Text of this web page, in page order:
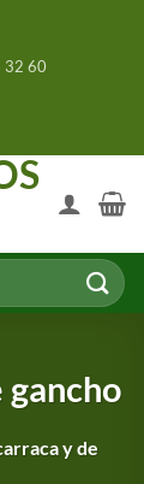
32 60
gancho
y de